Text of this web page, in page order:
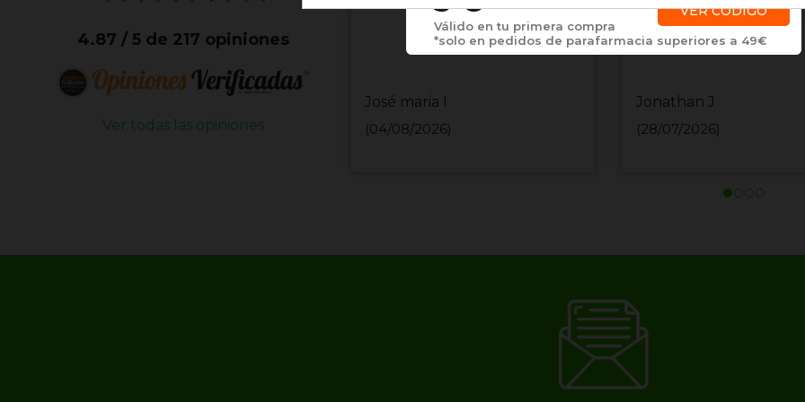
4.87 / 5 de 217 opiniones
Ver todas las opiniones
José maria I
(04/08/2026)
Jonathan J
(28/07/2026)
VER CÓDIGO
Válido en tu primera compra
*solo en pedidos de parafarmacia superiores a 49€